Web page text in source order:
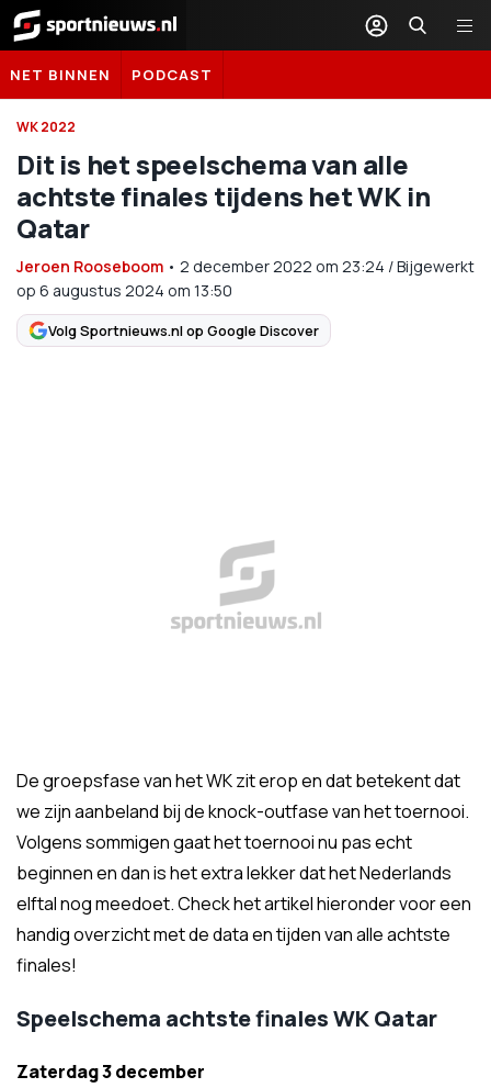
Sportnieuws.nl
NET BINNEN PODCAST
WK 2022
Dit is het speelschema van alle
achtste finales tijdens het WK in
Qatar
Jeroen Rooseboom • 2 december 2022 om 23:24 /Bijgewerkt
op 6 augustus 2024 om 13:50
Volg Sportnieuws.nl op Google Discover
De groepsfase van het WK zit erop en dat betekent dat
we zijn aanbeland bij de knock-outfase van het toernooi.
Volgens sommigen gaat het toernooi nu pas echt
beginnen en dan is het extra lekker dat het Nederlands
elftal nog meedoet. Check het artikel hieronder voor een
handig overzicht met de data en tijden van alle achtste
finales!
Speelschema achtste finales WK Qatar
Zaterdag 3 december